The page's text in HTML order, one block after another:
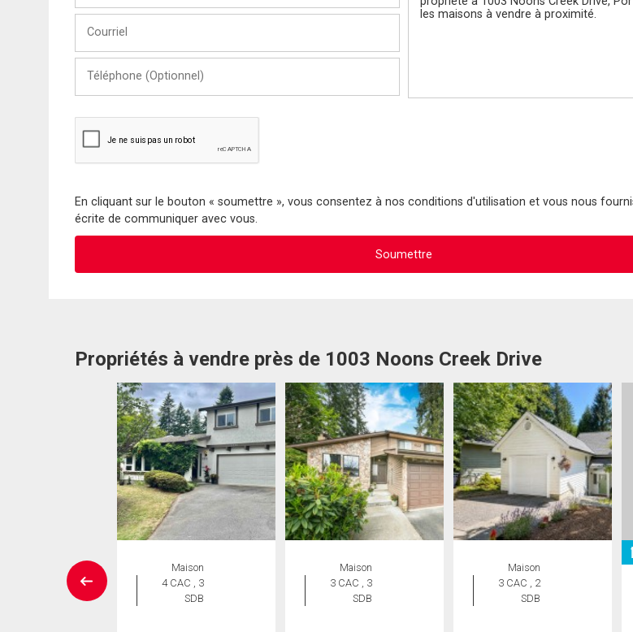
Nom
(Optionnel)
En cliquant sur le bouton « soumettre », vous consentez à nos conditions d'utilisation et vous nous
écrite de communiquer avec vous.
Propriétés à vendre près de 1003 Noons Creek Drive
Maison
4 CAC , 3
SDB
Maison
3 CAC , 3
SDB
Maison
3 CAC , 2
SDB